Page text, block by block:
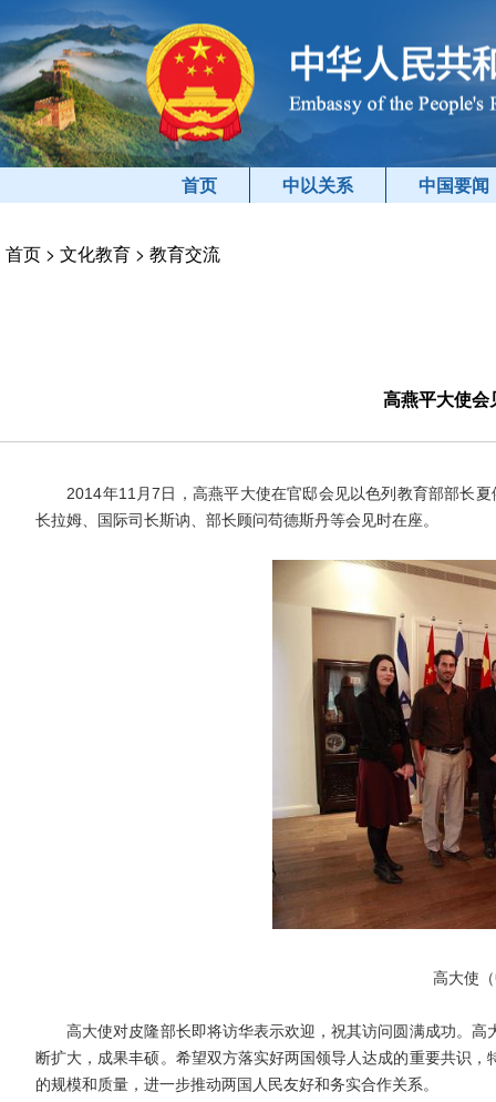
首页 中以关系 中国要闻
首页 > 文化教育 > 教育交流
高燕平大使会
2014年11月7日，高燕平大使在官邸会 见以色列教育部部长夏
长拉姆、国际司长斯讷 、部长顾问苟德斯丹等会见时在座。
高大使
高大使对皮隆部长即将访华表示欢迎，祝其访问圆满成功。
断扩大，成果丰硕。希望双方落实好两国领导人达成的重要共识，
的规模和质量，进一步推动两国人民友好和务实合作关系。